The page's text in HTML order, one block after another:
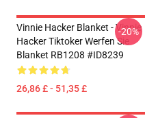
Vinnie Hacker Blanket - Vinnie
Hacker Tiktoker Werfen Sie
Blanket RB1208 #ID8239
26,86 £ - 51,35 £
-20%